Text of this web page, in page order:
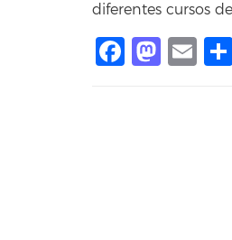
diferentes cursos